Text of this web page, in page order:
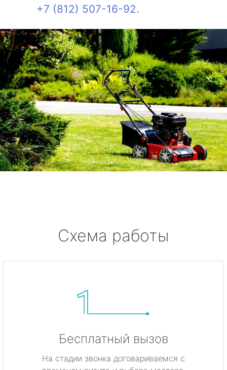
+7 (812) 507-16-92.
Схема работы
Бесплатный вызов
На стадии звонка договариваемся с